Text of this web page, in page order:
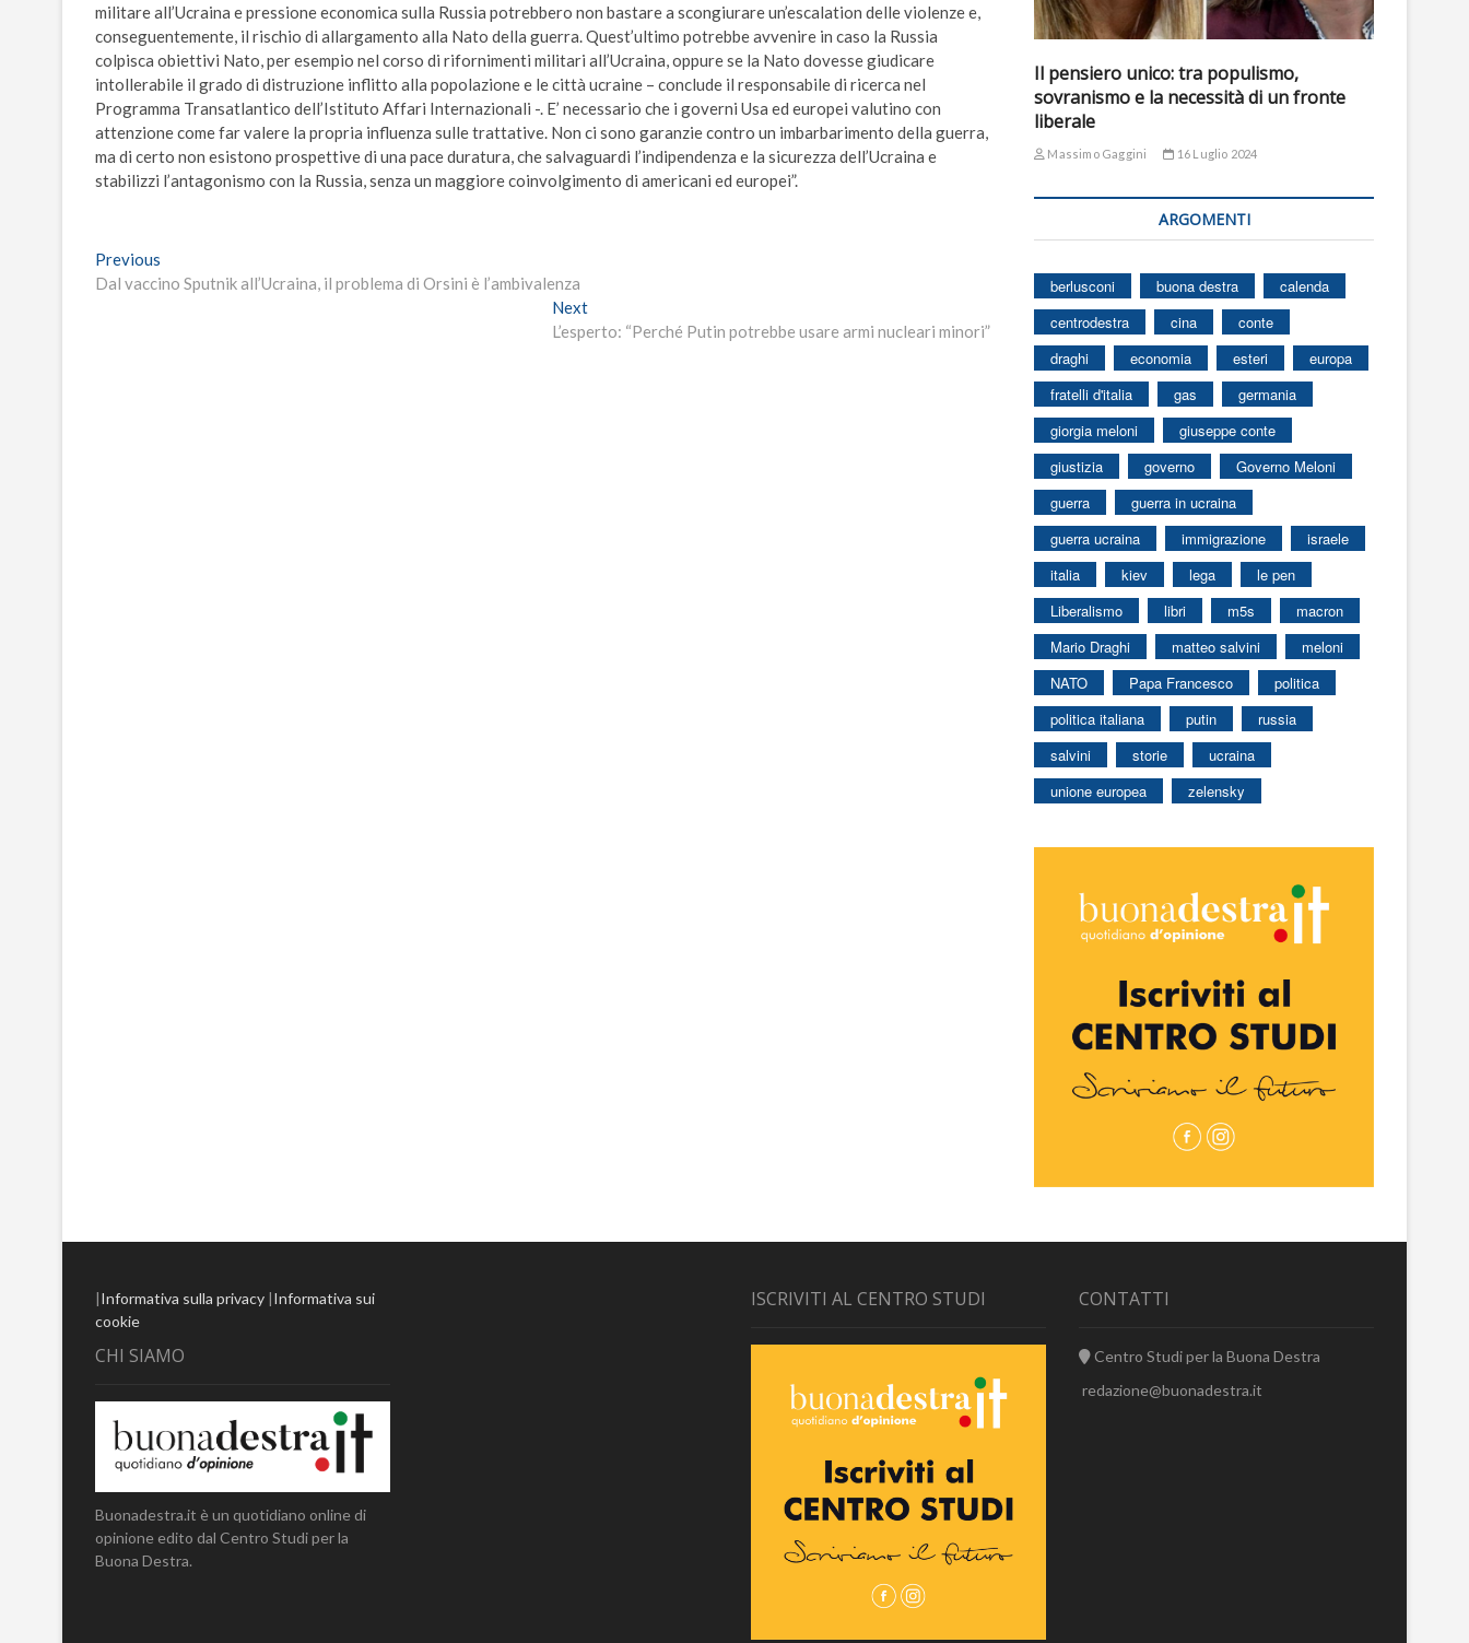
militare all’Ucraina e pressione economica sulla Russia potrebbero non bastare a scongiurare un’escalation delle violenze e,
conseguentemente, il rischio di allargamento alla Nato della guerra. Quest’ultimo potrebbe avvenire in caso la Russia
colpisca obiettivi Nato, per esempio nel corso di rifornimenti militari all’Ucraina, oppure se la Nato dovesse giudicare
intollerabile il grado di distruzione inflitto alla popolazione e le città ucraine – conclude il responsabile di ricerca nel
Programma Transatlantico dell’Istituto Affari Internazionali -. E’ necessario che i governi Usa ed europei valutino con
attenzione come far valere la propria influenza sulle trattative. Non ci sono garanzie contro un imbarbarimento della guerra,
ma di certo non esistono prospettive di una pace duratura, che salvaguardi l’indipendenza e la sicurezza dell’Ucraina e
stabilizzi l’antagonismo con la Russia, senza un maggiore coinvolgimento di americani ed europei”.
Navigazione
articoli
Previous
post:
Dal vaccino Sputnik all’Ucraina, il problema di Orsini è l’ambivalenza
NextNext
post:
L’esperto: “Perché Putin potrebbe usare armi nucleari minori”
Il pensiero unico: tra populismo,
sovranismo e la necessità di un fronte
liberale
Massimo Gaggini 16 Luglio 2024
ARGOMENTI
berlusconi buona destra
calenda
centrodestra
cina
conte
draghi
economia esteri
europa
fratelli d'italia
gas
germania
giorgia meloni
giuseppe conte
giustizia
governo
Governo Meloni
guerra
guerra in ucraina
guerra ucraina
immigrazione
israele
italia
kiev lega
le pen
Liberalismo
libri m5s
macron
Mario Draghi
matteo salvini
meloni
NATO
Papa Francesco
politica
politica italiana
putin
russia
salvini
storie
ucraina
unione europea
zelensky
|Informativa sulla privacy |Informativa sui
cookie
CHI SIAMO
Buonadestra.it è un quotidiano online di
opinione edito dal Centro Studi per la
Buona Destra.
ISCRIVITI AL CENTRO STUDI CONTATTI
Centro Studi per la Buona Destra
redazione@buonadestra.it